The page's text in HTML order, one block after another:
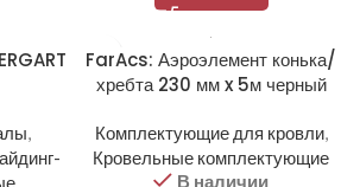
,
FarAcs: Аэроэлемент конька/
хребта 230 мм x 5м черный
Комплектующие для кровли,
Кровельные комплектующие
В наличии